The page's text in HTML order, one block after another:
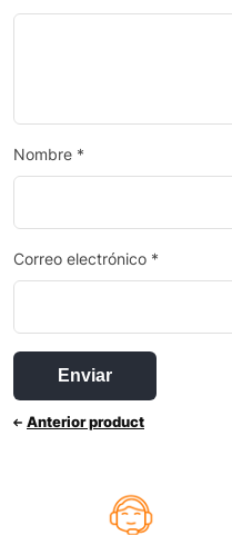
Nombre *
Correo electrónico *
Anterior product